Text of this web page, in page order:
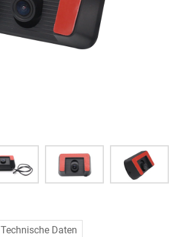
Technische Daten